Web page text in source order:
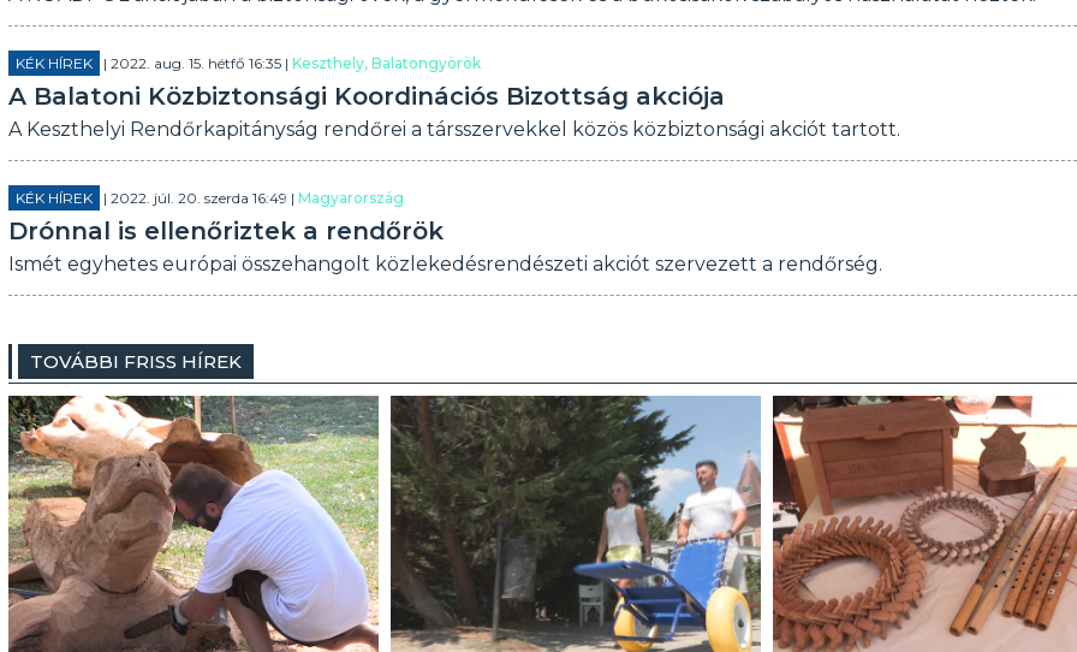
KÉK HÍREK | 2022. aug. 15. hétfő 16:35 | Keszthely, Balatongyörök
A Balatoni Közbiztonsági Koordinációs Bizottság akciója
A Keszthelyi Rendőrkapitányság rendőrei a társszervekkel közös közbiztonsági akciót tartott.
KÉK HÍREK | 2022. júl. 20. szerda 16:49 | Magyarország
Drónnal is ellenőriztek a rendőrök
Ismét egyhetes európai összehangolt közlekedésrendészeti akciót szervezett a rendőrség.
TOVÁBBI FRISS HÍREK